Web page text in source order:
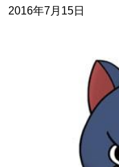
2016年7月15日